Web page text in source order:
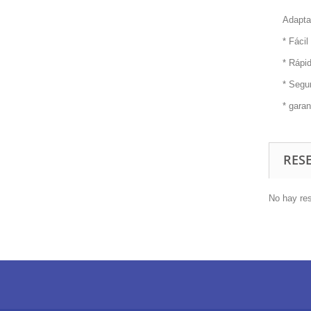
* Fácil
*
*
*
No hay